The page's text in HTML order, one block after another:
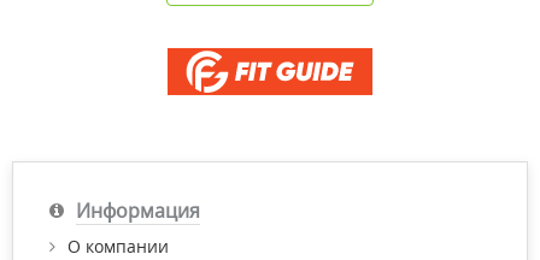
Информация
О компании